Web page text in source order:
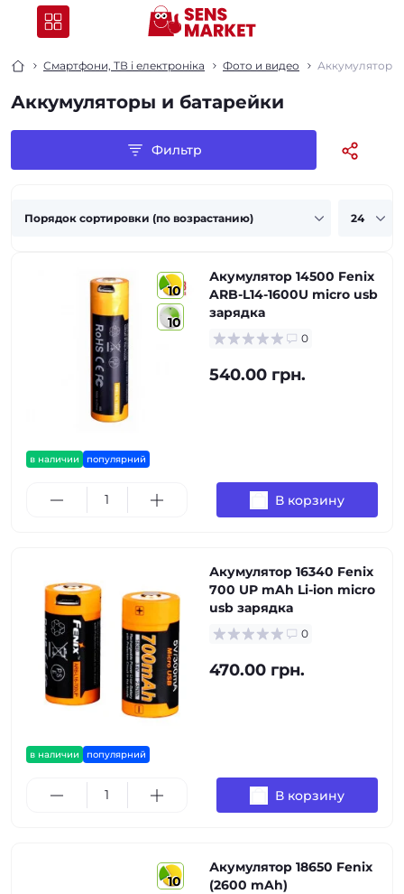
Смартфони, ТВ і електроніка Фото и видео Аккумуляторы
Аккумуляторы и батарейки
Фильтр
10
10
в наличии популярний
Акумулятор 14500 Fenix
ARB-L14-1600U micro usb
зарядка
0
540.00 грн.
В корзину
в наличии популярний
Акумулятор 16340 Fenix
700 UP mAh Li-ion micro
usb зарядка
0
470.00 грн.
В корзину
10
Акумулятор 18650 Fenix
(2600 mAh)